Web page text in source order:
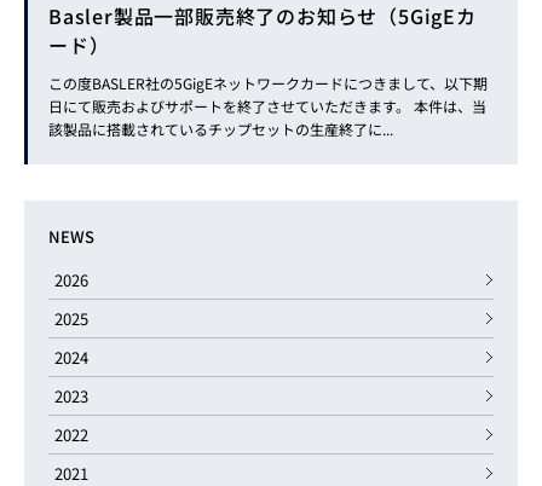
Basler製品一部販売終了のお知らせ（5GigEカ
ード）
この度BASLER社の5GigEネットワークカードにつきまして、以下期
日にて販売およびサポートを終了させていただきます。 本件は、当
該製品に搭載されているチップセットの生産終了に...
NEWS
2026
2025
2024
2023
2022
2021